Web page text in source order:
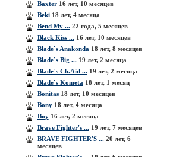
Baxter16 лет, 10 месяцев
Beki18 лет, 4 месяца
Bend My ...22 года, 5 месяцев
Black Kiss ...16 лет, 10 месяцев
Blade`s Anakonda 18 лет, 8 месяцев
Blade`s Big ...19 лет, 2 месяца
Blade`s Ch.Aid ...19 лет, 2 месяца
Blade`s Kometa 18 лет, 1 месяц
Bonitas18 лет, 10 месяцев
Bony18 лет, 4 месяца
Boy16 лет, 2 месяца
Brave Fighter's ...19 лет, 7 месяцев
BRAVE FIGHTER'S ...20 лет, 6
месяцев